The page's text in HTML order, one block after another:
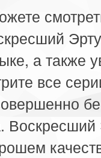
а также
все
Воскресший